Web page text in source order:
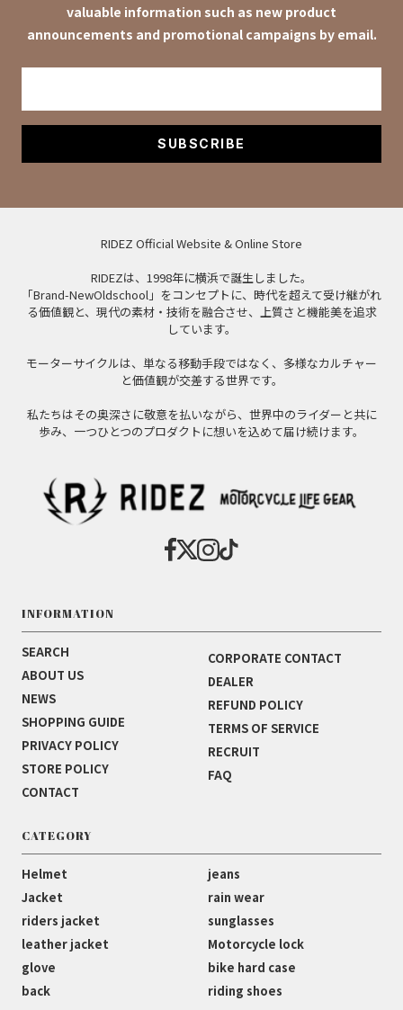
valuable information such as new product
announcements and promotional campaigns by email.
SUBSCRIBE
RIDEZ Official Website & Online Store
RIDEZは、1998年に横浜で誕生しました。
「Brand-NewOldschool」をコンセプトに、時代を超えて受け継がれ
る価値観と、現代の素材・技術を融合させ、上質さと機能美を追求
しています。
モーターサイクルは、単なる移動手段ではなく、多様なカルチャー
と価値観が交差する世界です。
私たちはその奥深さに敬意を払いながら、世界中のライダーと共に
歩み、一つひとつのプロダクトに想いを込めて届け続けます。
INFORMATION
SEARCH
ABOUT US
NEWS
SHOPPING GUIDE
PRIVACY POLICY
STORE POLICY
CONTACT
CORPORATE CONTACT
DEALER
REFUND POLICY
TERMS OF SERVICE
RECRUIT
FAQ
CATEGORY
Helmet
Jacket
riders jacket
leather jacket
glove
back
jeans
rain wear
sunglasses
Motorcycle lock
bike hard case
riding shoes